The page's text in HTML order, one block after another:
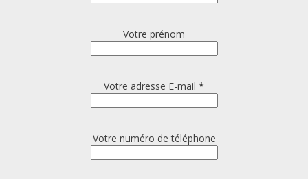
Votre prénom
Votre adresse E-mail *
Votre numéro de téléphone